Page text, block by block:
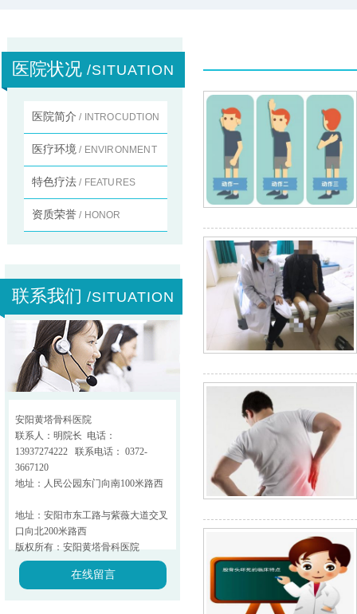
医院状况 /SITUATION
医院简介 / INTROCUDTION
医疗环境 / ENVIRONMENT
特色疗法 / FEATURES
资质荣誉 / HONOR
联系我们 /SITUATION
安阳黄塔骨科医院
联系人：明院长 电话：
13937274222 联系电话： 0372-
3667120
地址：人民公园东门向南100米路西
地址：安阳市东工路与紫薇大道交叉
口向北200米路西
版权所有：安阳黄塔骨科医院
在线留言